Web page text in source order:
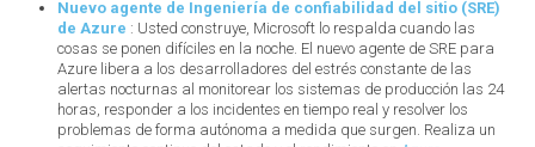
Nuevo agente de Ingeniería de confiabilidad del sitio (SRE)
de Azure : Usted construye, Microsoft lo respalda cuando las
cosas se ponen difíciles en la noche. El nuevo agente de SRE para
Azure libera a los desarrolladores del estrés constante de las
alertas nocturnas al monitorear los sistemas de producción las 24
horas, responder a los incidentes en tiempo real y resolver los
problemas de forma autónoma a medida que surgen. Realiza un